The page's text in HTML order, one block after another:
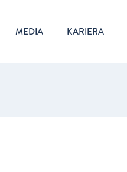
MEDIA KARIERA